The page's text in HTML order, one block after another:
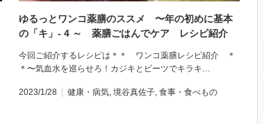
ゆるっとワンコ薬膳のススメ 〜年の初めに基本
の「キ」- 4 ～ 薬膳ごはんでケア レシピ紹介
今回ご紹介するレシピは＊＊ ワンコ薬膳レシピ紹介 ＊
＊〜気血水を巡らせろ！カジキとビーツでキラキ…
2023/1/28 健康・病気, 境谷真佐子, 食事・食べもの